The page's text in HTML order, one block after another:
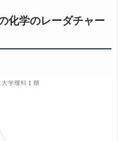
化学のレーダチャー